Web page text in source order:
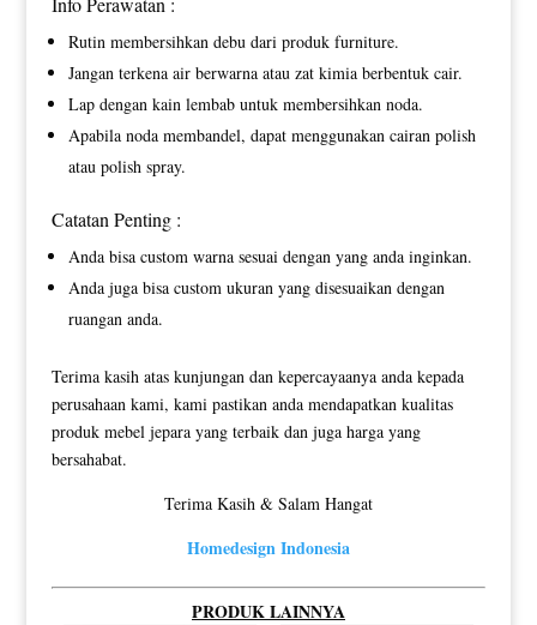
Rutin membersihkan debu dari produk furniture.
Jangan terkena air berwarna atau zat kimia berbentuk cair.
Lap dengan kain lembab untuk membersihkan noda.
Apabila noda membandel, dapat menggunakan cairan polish
atau polish spray.
Catatan Penting :
Anda bisa custom warna sesuai dengan yang anda inginkan.
Anda juga bisa custom ukuran yang disesuaikan dengan
ruangan anda.
Terima kasih atas kunjungan dan kepercayaanya anda kepada
perusahaan kami, kami pastikan anda mendapatkan kualitas
produk mebel jepara yang terbaik dan juga harga yang
bersahabat.
Terima Kasih & Salam Hangat
Homedesign Indonesia
PRODUK LAINNYA